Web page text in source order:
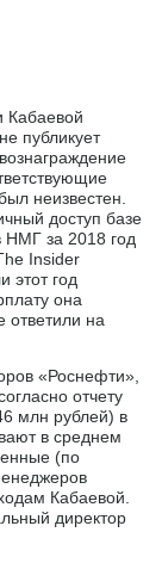
Кабаевой
публикует
неизвестен.
доступ базе
за 2018 год
Insider
этот год
она
ответили на
«Роснефти»,
отчету
млн рублей) в
в среднем
(по
Кабаевой.
директор